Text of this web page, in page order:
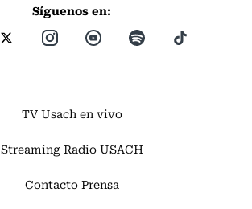
Síguenos en:
TV Usach en vivo
Streaming Radio USACH
Contacto Prensa